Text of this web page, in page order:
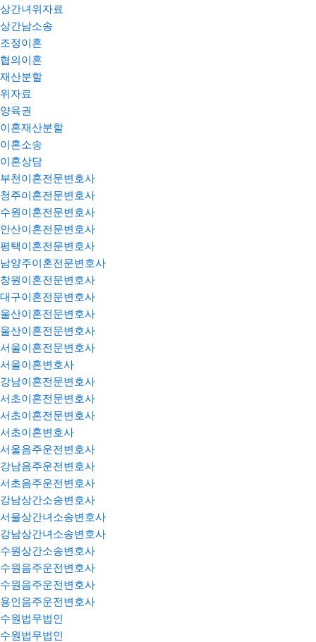
상간녀위자료
상간남소송
조정이혼
협의이혼
재산분할
위자료
양육권
이혼재산분할
이혼소송
이혼상담
부천이혼전문변호사
청주이혼전문변호사
수원이혼전문변호사
안산이혼전문변호사
평택이혼전문변호사
남양주이혼전문변호사
창원이혼전문변호사
대구이혼전문변호사
울산이혼전문변호사
울산이혼전문변호사
서울이혼전문변호사
서울이혼변호사
강남이혼전문변호사
서초이혼전문변호사
서초이혼전문변호사
서초이혼변호사
서울음주운전변호사
강남음주운전변호사
서초음주운전변호사
강남상간소송변호사
서울상간녀소송변호사
강남상간녀소송변호사
수원상간소송변호사
수원음주운전변호사
수원음주운전변호사
용인음주운전변호사
수원법무법인
수원법무법인